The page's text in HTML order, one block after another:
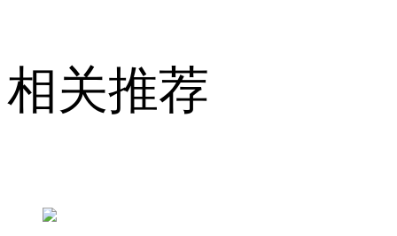
相关推荐